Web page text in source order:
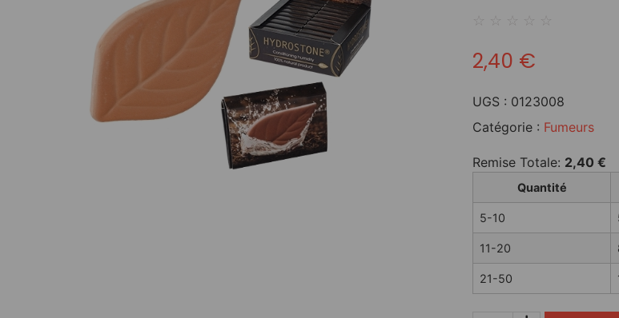
☆ ☆ ☆ ☆ ☆
2,40 €
UGS : 0123008
Catégorie : Fumeurs
Remise Totale: 2,40 €
Quantité
5-10
11-20
21-50